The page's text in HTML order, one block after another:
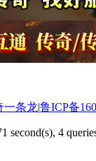
一条龙|鲁ICP备
second(s), 4